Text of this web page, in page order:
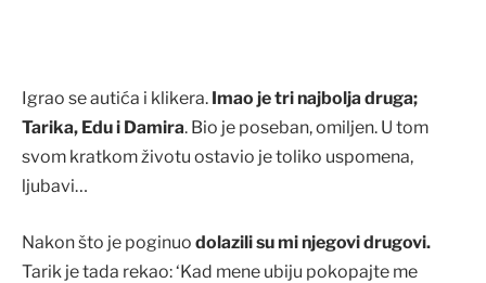
Igrao se autića i klikera. Imao je tri najbolja druga;
Tarika, Edu i Damira. Bio je poseban, omiljen. U tom
svom kratkom životu ostavio je toliko uspomena,
ljubavi…
Nakon što je poginuo dolazili su mi njegovi drugovi.
Tarik je tada rekao: ‘Kad mene ubiju pokopajte me